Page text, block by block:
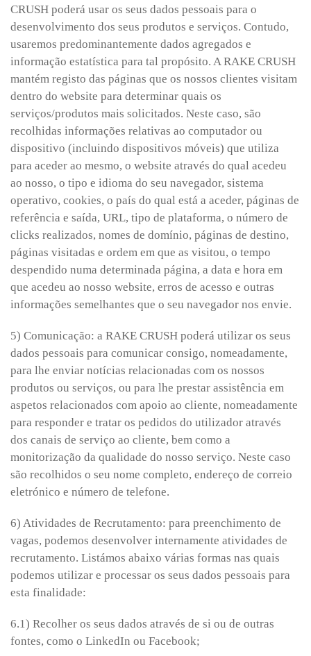
CRUSH poderá usar os seus dados pessoais para o
desenvolvimento dos seus produtos e serviços. Contudo,
usaremos predominantemente dados agregados e
informação estatística para tal propósito. A RAKE CRUSH
mantém registo das páginas que os nossos clientes visitam
dentro do website para determinar quais os
serviços/produtos mais solicitados. Neste caso, são
recolhidas informações relativas ao computador ou
dispositivo (incluindo dispositivos móveis) que utiliza
para aceder ao mesmo, o website através do qual acedeu
ao nosso, o tipo e idioma do seu navegador, sistema
operativo, cookies, o país do qual está a aceder, páginas de
referência e saída, URL, tipo de plataforma, o número de
clicks realizados, nomes de domínio, páginas de destino,
páginas visitadas e ordem em que as visitou, o tempo
despendido numa determinada página, a data e hora em
que acedeu ao nosso website, erros de acesso e outras
informações semelhantes que o seu navegador nos envie.
5) Comunicação: a RAKE CRUSH poderá utilizar os seus
dados pessoais para comunicar consigo, nomeadamente,
para lhe enviar notícias relacionadas com os nossos
produtos ou serviços, ou para lhe prestar assistência em
aspetos relacionados com apoio ao cliente, nomeadamente
para responder e tratar os pedidos do utilizador através
dos canais de serviço ao cliente, bem como a
monitorização da qualidade do nosso serviço. Neste caso
são recolhidos o seu nome completo, endereço de correio
eletrónico e número de telefone.
6) Atividades de Recrutamento: para preenchimento de
vagas, podemos desenvolver internamente atividades de
recrutamento. Listámos abaixo várias formas nas quais
podemos utilizar e processar os seus dados pessoais para
esta finalidade:
6.1) Recolher os seus dados através de si ou de outras
fontes, como o LinkedIn ou Facebook;